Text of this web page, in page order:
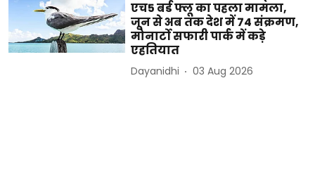
एच5 बर्ड फ्लू का पहला मामला,
जून से अब तक देश में 74 संक्रमण,
मोनार्टो सफारी पार्क में कड़े
एहतियात
Dayanidhi 03 Aug 2026